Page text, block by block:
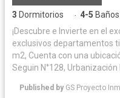
3 Dormitorios · 4-5 Baños
¡Descubre e Invierte en el
exclusivos departamentos
m2, Cuenta con una
Seguin N°128,
Astete) Este proyecto está rodeado de hermosos parques
Published by GS Proyecto